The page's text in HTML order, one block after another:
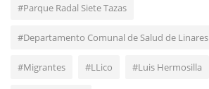
#Parque Radal Siete Tazas
#Departamento Comunal de Salud de Linares
#Migrantes #LLico #Luis Hermosilla